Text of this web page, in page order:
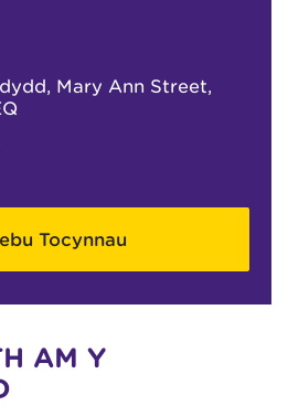
Mary Ann Street,
Tocynnau
AM Y